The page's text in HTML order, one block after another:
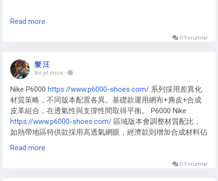
創新霧化設計
用高效加熱系統與精準控溫設計，確保煙油被充分霧化而不浪
更加穩定舒適。
Read more
0 Yorumlar
髮 汪
bir yıl önce -
Nike P6000 https://www.p6000-shoes.com/ 系列採用差異化
材質策略，不同版本配置各異。基礎款運用網布+麂皮+合成
皮革組合，在透氣性與支撐性間取得平衡。 P6000 Nike
https://www.p6000-shoes.com/ 區域版本會調整材質配比，
如熱帶地區特供款採用高透氣網眼，經濟款則增加合成材料佔
比以控製成本。特別版本在材質上升級明顯。 Nike-p6000
https://www.p6000-shoes.com/限量版
Read more
0 Yorumlar